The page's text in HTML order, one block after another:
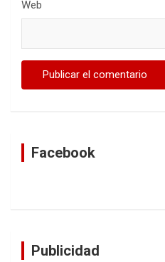
Web
Facebook
Publicidad